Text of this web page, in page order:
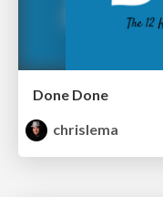
Done Done
chrislema